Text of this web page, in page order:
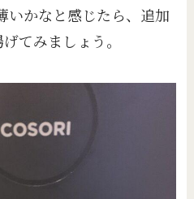
いかなと感じたら、追加
てみましょう。